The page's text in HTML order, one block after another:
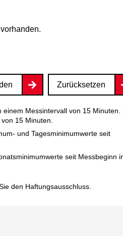
Zurücksetzen
Messintervall von 15 Minuten.
15 Minuten.
und Tagesminimumwerte seit
seit Messbeginn
den Haftungsausschluss.